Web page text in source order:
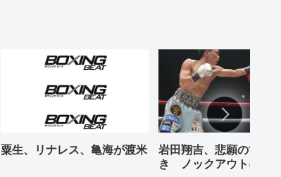
粟生、リナレス、亀海が渡米
岩田翔吉、悲願の世界
き ノックアウトに8回